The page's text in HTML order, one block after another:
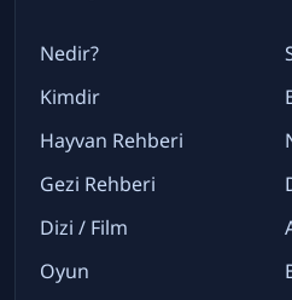
Nedir?
Kimdir
Hayvan Rehberi
Gezi Rehberi
Dizi / Film
Oyun